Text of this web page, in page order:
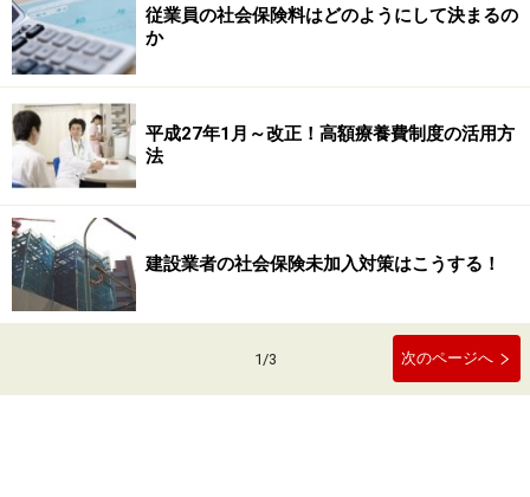
従業員の社会保険料はどのようにして決まるの
か
平成27年1月～改正！高額療養費制度の活用方
法
建設業者の社会保険未加入対策はこうする！
1/3 次のページへ